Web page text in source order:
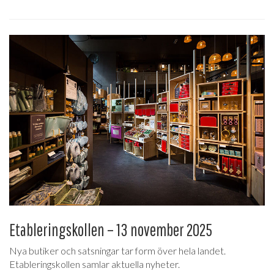
Etableringskollen – 13 november 2025
Nya butiker och satsningar tar form över hela landet.
Etableringskollen samlar aktuella nyheter.